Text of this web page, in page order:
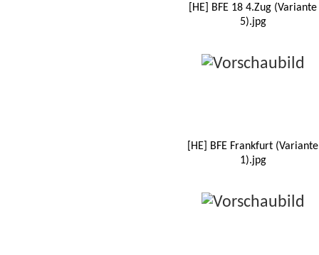
[HE] BFE 18 4.Zug (Variante
5).jpg
[HE] BFE Frankfurt (Variante
1).jpg